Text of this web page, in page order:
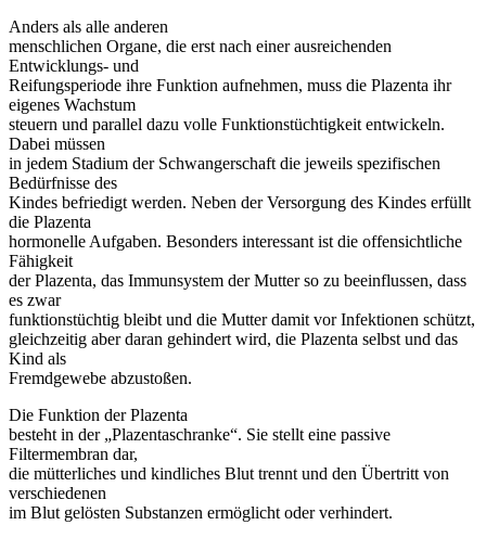
Anders als alle anderen
menschlichen Organe, die erst nach einer ausreichenden
Entwicklungs- und
Reifungsperiode ihre Funktion aufnehmen, muss die Plazenta ihr
eigenes Wachstum
steuern und parallel dazu volle Funktionstüchtigkeit entwickeln.
Dabei müssen
in jedem Stadium der Schwangerschaft die jeweils spezifischen
Bedürfnisse des
Kindes befriedigt werden. Neben der Versorgung des Kindes erfüllt
die Plazenta
hormonelle Aufgaben. Besonders interessant ist die offensichtliche
Fähigkeit
der Plazenta, das Immunsystem der Mutter so zu beeinflussen, dass
es zwar
funktionstüchtig bleibt und die Mutter damit vor Infektionen schützt,
gleichzeitig aber daran gehindert wird, die Plazenta selbst und das
Kind als
Fremdgewebe abzustoßen.
Die Funktion der Plazenta
besteht in der „Plazentaschranke“. Sie stellt eine passive
Filtermembran dar,
die mütterliches und kindliches Blut trennt und den Übertritt von
verschiedenen
im Blut gelösten Substanzen ermöglicht oder verhindert.